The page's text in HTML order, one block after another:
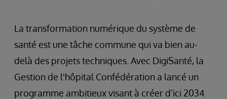
La transformation numérique du système de
santé est une tâche commune qui va bien au-
delà des projets techniques. Avec DigiSanté, la
Gestion de l'hôpital Confédération a lancé un
programme ambitieux visant à créer d’ici 2034